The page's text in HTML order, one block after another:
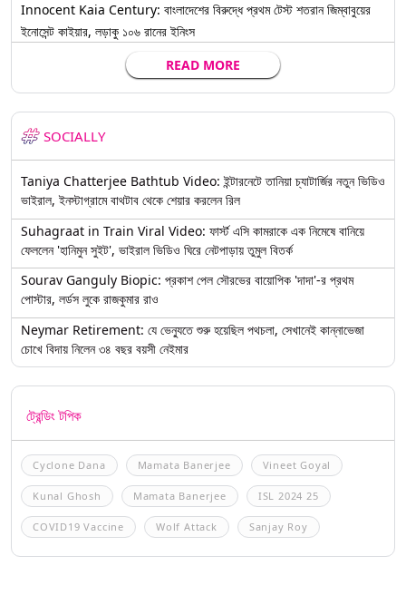
Innocent Kaia Century: বাংলাদেশের বিরুদ্ধে প্রথম টেস্ট শতরান জিম্বাবুয়ের
ইনোসেন্ট কাইয়ার, লড়াকু ১০৬ রানের ইনিংস
READ MORE
SOCIALLY
Taniya Chatterjee Bathtub Video: ইন্টারনেটে তানিয়া চ্যাটার্জির নতুন ভিডিও
ভাইরাল, ইনস্টাগ্রামে বাথটাব থেকে শেয়ার করলেন রিল
Suhagraat in Train Viral Video: ফার্স্ট এসি কামরাকে এক নিমেষে বানিয়ে
ফেললেন 'হানিমুন সুইট', ভাইরাল ভিডিও ঘিরে নেটপাড়ায় তুমুল বিতর্ক
Sourav Ganguly Biopic: প্রকাশ পেল সৌরভের বায়োপিক 'দাদা'-র প্রথম
পোস্টার, লর্ডস লুকে রাজকুমার রাও
Neymar Retirement: যে ভেন্যুতে শুরু হয়েছিল পথচলা, সেখানেই কান্নাভেজা
চোখে বিদায় নিলেন ৩৪ বছর বয়সী নেইমার
ট্রেন্ডিং টপিক
Cyclone Dana Mamata Banerjee Vineet Goyal
Kunal Ghosh Mamata Banerjee ISL 2024 25
COVID19 Vaccine Wolf Attack Sanjay Roy